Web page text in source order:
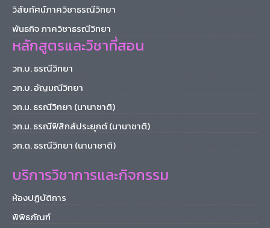
วิสัยทัศน์ภาควิชาธรณีวิทยา
พันธกิจ ภาควิชาธรณีวิทยา
หลักสูตรและวิชาที่สอน
วท.บ. ธรณีวิทยา
วท.บ. อัญมณีวิทยา
วท.ม. ธรณีวิทยา (นานาชาติ)
วท.ม. ธรณีฟิสิกส์ประยุกต์ (นานาชาติ)
วท.ด. ธรณีวิทยา (นานาชาติ)
บริการวิชาการและกิจกรรม
ห้องปฏิบัติการ
พิพิธภัณฑ์